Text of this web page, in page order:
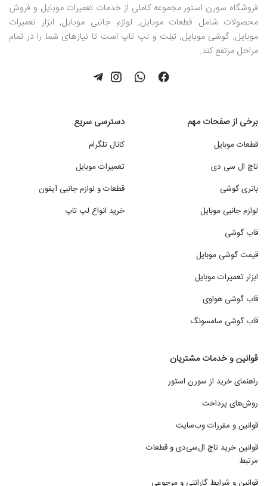
فروشگاه سورن استور مجموعه کاملی از خدمات تعمیرات موبایل و فروش
محصولات شامل قطعات موبایل, لوازم جانبی موبایل, ابزار تعمیرات
موبایل, گوشی موبایل, تبلت و لپ تاپ است تا نیازهای شما را در تمام
مراحل مرتفع کند.
برخی از صفحات مهم
قطعات موبایل
تاچ ال سی دی
باتری گوشی
لوازم جانبی موبایل
قاب گوشی
قیمت گوشی موبایل
ابزار تعمیرات موبایل
قاب گوشی هواوی
قاب گوشی سامسونگ
دسترسی سریع
کانال تلگرام
تعمیرات موبایل
قطعات و لوازم جانبی آیفون
خرید انواع لپ تاپ
قوانین و خدمات مشتریان
راهنمای خرید از سورن استور
روش‌های پرداخت
قوانین و مقررات وب‌سایت
قوانین خرید تاچ ال‌سی‌دی و قطعات
مرتبط
قوانین و شرایط گارانتی و مرجوعی